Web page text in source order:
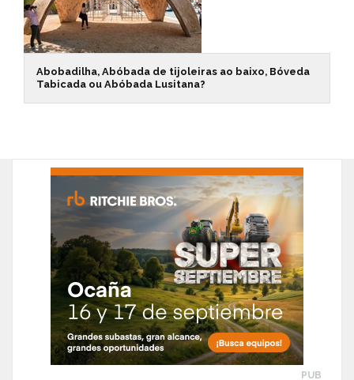
Abobadilha, Abóbada de tijoleiras ao baixo, Bóveda
Tabicada ou Abóbada Lusitana?
PUB